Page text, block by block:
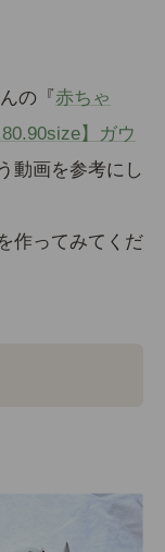
の『赤ちゃ
】ガウ
動画を参考にし
作ってみてくだ